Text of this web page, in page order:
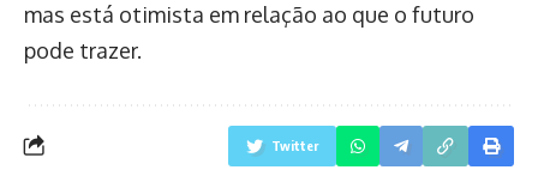
mas está otimista em relação ao que o futuro
pode trazer.
Twitter